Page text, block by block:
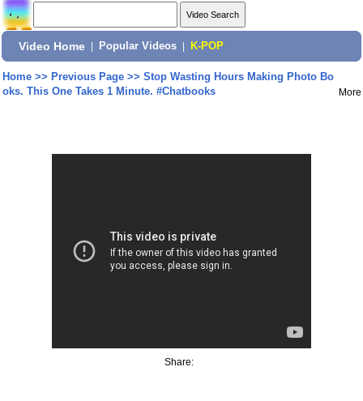
Video Home Popular Videos K-POP
Home>> Previous Page>> Stop Wasting Hours Making Photo Bo
oks. This One Takes 1 Minute. #Chatbooks
More
Share: